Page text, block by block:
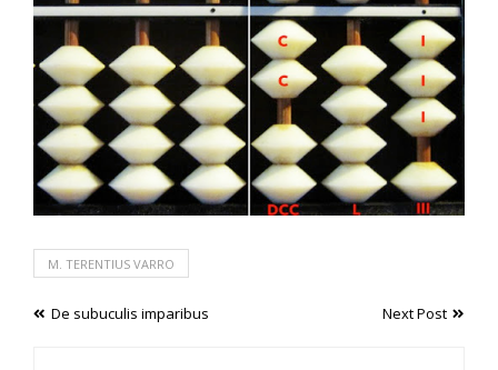
M. TERENTIUS VARRO
Post
De subuculis imparibus Next Post